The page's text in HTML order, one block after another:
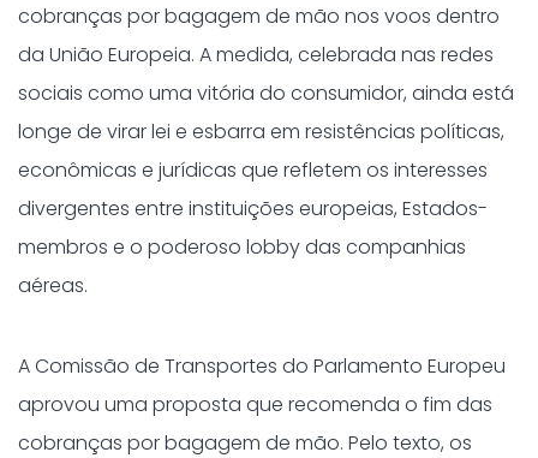
cobranças por bagagem de mão nos voos dentro
da União Europeia. A medida, celebrada nas redes
sociais como uma vitória do consumidor, ainda está
longe de virar lei e esbarra em resistências políticas,
econômicas e jurídicas que refletem os interesses
divergentes entre instituições europeias, Estados-
membros e o poderoso lobby das companhias
aéreas.
A Comissão de Transportes do Parlamento Europeu
aprovou uma proposta que recomenda o fim das
cobranças por bagagem de mão. Pelo texto, os